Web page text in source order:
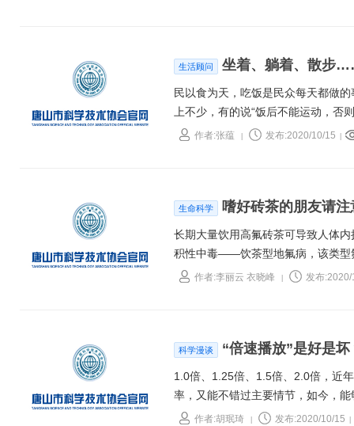
生活顾问 坐着、躺着、散步
民以食为天，吃饭是民众每天都做
上不少，有的说“饭后不能运动，
不胜数，让人难辨真假。
作者:张蕴 发布:2020/10/15
生命科学 嗜好砖茶的朋友请
长期大量饮用高氟砖茶可导致人体
积性中毒——饮茶型地氟病，该类型
新疆等有长期饮用砖茶习惯的地区
作者:李丽云 衣晓峰 发布
科学漫谈 “倍速播放”是好是
1.0倍、1.25倍、1.5倍、2.0倍，近
率，又能不错过主要情节，如今，
作者:胡珉琦 发布:2020/10/15